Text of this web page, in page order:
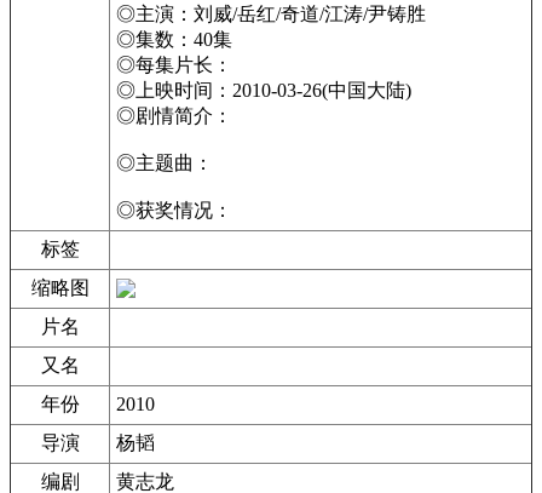
◎主演：刘威/岳红/奇道/江涛/尹铸胜
◎集数：40集
◎每集片长：
◎上映时间：2010-03-26(中国大陆)
◎剧情简介：
◎主题曲：
◎获奖情况：
标签
缩略图
片名
又名
年份
2010
导演
杨韬
编剧
黄志龙